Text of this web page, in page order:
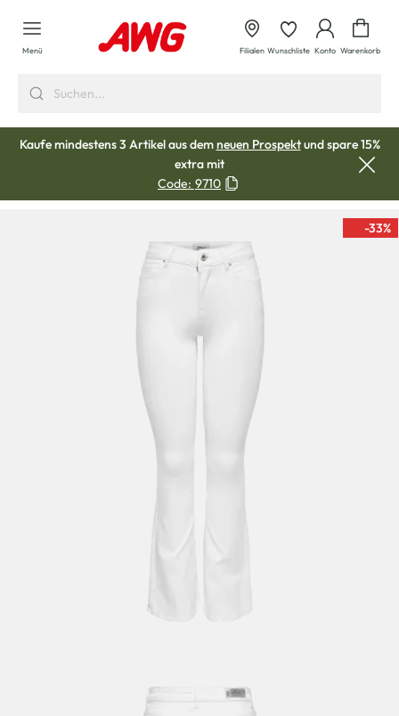
springen
Menü Filialen Wunschliste Konto Warenkorb
Kaufe mindestens 3 Artikel aus demneuen Prospektund spare 15%
extra mit
Code: 9710
-33%